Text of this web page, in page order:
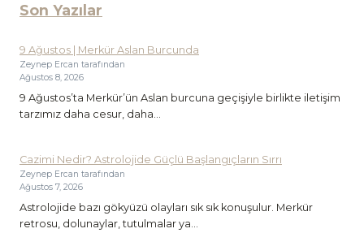
Son Yazılar
9 Ağustos | Merkür Aslan Burcunda
Zeynep Ercan tarafından
Ağustos 8, 2026
9 Ağustos’ta Merkür’ün Aslan burcuna geçişiyle birlikte iletişim
tarzımız daha cesur, daha...
Cazimi Nedir? Astrolojide Güçlü Başlangıçların Sırrı
Zeynep Ercan tarafından
Ağustos 7, 2026
Astrolojide bazı gökyüzü olayları sık sık konuşulur. Merkür
retrosu, dolunaylar, tutulmalar ya...